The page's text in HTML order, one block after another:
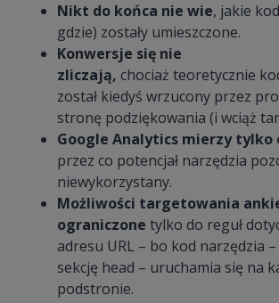
Nikt do końca nie wie, jakie
gdzie) zostały umieszczone.
Konwersje się nie
zliczają, chociaż teoretycznie
został kiedyś wrzucony przez
stronę podziękowania (i wciąż
Google Analytics mierzy tylko
przez co potencjał narzędzia
niewykorzystany.
Możliwości targetowania
ograniczone tylko do reguł
adresu URL – bo kod narzędzia
sekcję head – uruchamia się na
podstronie.